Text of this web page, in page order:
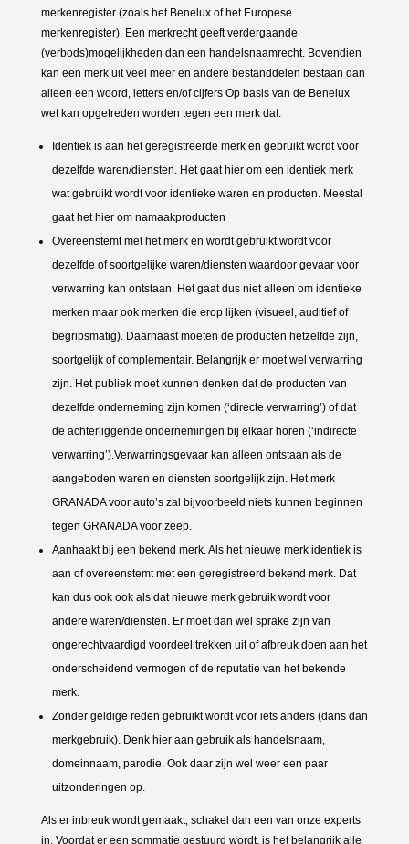
merkenregister (zoals het Benelux of het Europese
merkenregister). Een merkrecht geeft verdergaande
(verbods)mogelijkheden dan een handelsnaamrecht. Bovendien
kan een merk uit veel meer en andere bestanddelen bestaan dan
alleen een woord, letters en/of cijfers Op basis van de Benelux
wet kan opgetreden worden tegen een merk dat:
Identiek is aan het geregistreerde merk en gebruikt wordt voor
dezelfde waren/diensten. Het gaat hier om een identiek merk
wat gebruikt wordt voor identieke waren en producten. Meestal
gaat het hier om namaakproducten
Overeenstemt met het merk en wordt gebruikt wordt voor
dezelfde of soortgelijke waren/diensten waardoor gevaar voor
verwarring kan ontstaan. Het gaat dus niet alleen om identieke
merken maar ook merken die erop lijken (visueel, auditief of
begripsmatig). Daarnaast moeten de producten hetzelfde zijn,
soortgelijk of complementair. Belangrijk er moet wel verwarring
zijn. Het publiek moet kunnen denken dat de producten van
dezelfde onderneming zijn komen (‘directe verwarring’) of dat
de achterliggende ondernemingen bij elkaar horen (‘indirecte
verwarring’).Verwarringsgevaar kan alleen ontstaan als de
aangeboden waren en diensten soortgelijk zijn. Het merk
GRANADA voor auto’s zal bijvoorbeeld niets kunnen beginnen
tegen GRANADA voor zeep.
Aanhaakt bij een bekend merk. Als het nieuwe merk identiek is
aan of overeenstemt met een geregistreerd bekend merk. Dat
kan dus ook ook als dat nieuwe merk gebruik wordt voor
andere waren/diensten. Er moet dan wel sprake zijn van
ongerechtvaardigd voordeel trekken uit of afbreuk doen aan het
onderscheidend vermogen of de reputatie van het bekende
merk.
Zonder geldige reden gebruikt wordt voor iets anders (dans dan
merkgebruik). Denk hier aan gebruik als handelsnaam,
domeinnaam, parodie. Ook daar zijn wel weer een paar
uitzonderingen op.
Als er inbreuk wordt gemaakt, schakel dan een van onze experts
in. Voordat er een sommatie gestuurd wordt, is het belangrijk alle